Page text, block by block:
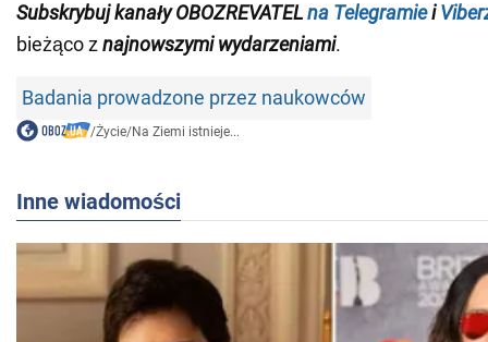
Subskrybuj kanały OBOZREVATELna Telegramiei
bieżąco znajnowszymi wydarzeniami.
Badania prowadzone przez naukowców
/Życie/Na Ziemi istnieje...
Inne wiadomości